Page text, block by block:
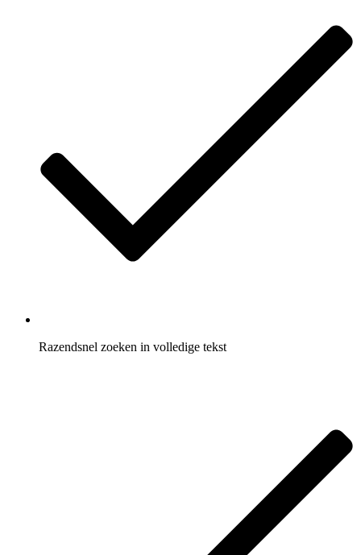
Razendsnel zoeken in volledige tekst